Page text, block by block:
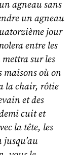
agneau sans
un agneau
jour
entre les
sur les
maisons où on
la chair, rôtie
et des
cuit et
la tête, les
jusqu’au